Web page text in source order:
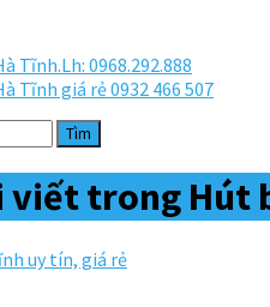
Tĩnh.Lh: 0968.292.888
Tĩnh giá rẻ 0932 466 507
Tìm
viết trong Hút